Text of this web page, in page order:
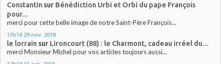
Constantin sur Bénédiction Urbi et Orbi du pape François
pour...
merci pour cette belle image de notre Saint-Père François...
13h16 29 nov. 2018
le lorrain sur Lironcourt (88) : le Charmont, cadeau irréel du...
merci Monsieur Michel pour vos articles toujours aussi...